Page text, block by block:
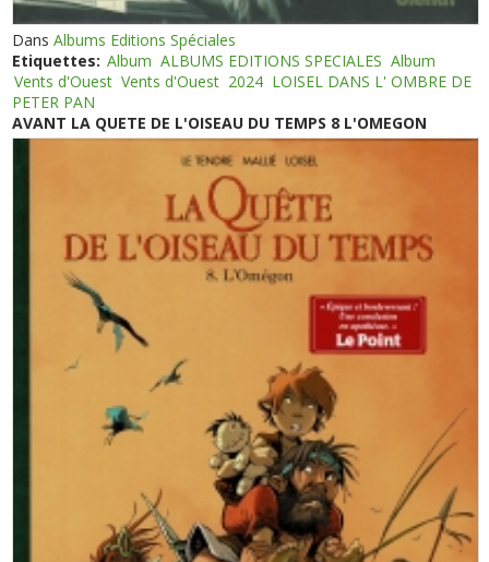
DansAlbums Editions Spéciales
Etiquettes: Album ALBUMS EDITIONS SPECIALES Album
Vents d'Ouest Vents d'Ouest 2024 LOISEL DANS L' OMBRE DE
PETER PAN
AVANT LA QUETE DE L'OISEAU DU TEMPS 8 L'OMEGON